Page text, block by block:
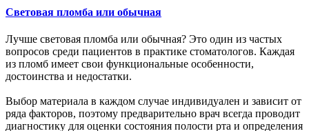
Световая пломба или обычная
Лучше световая пломба или обычная? Это один из частых
вопросов среди пациентов в практике стоматологов. Каждая
из пломб имеет свои функциональные особенности,
достоинства и недостатки.
Выбор материала в каждом случае индивидуален и зависит от
ряда факторов, поэтому предварительно врач всегда проводит
диагностику для оценки состояния полости рта и определения